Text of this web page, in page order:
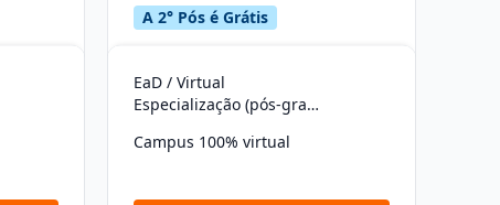
A 2° Pós é Grátis
EaD / Virtual
Especialização (pós-graduação)
Campus 100% virtual